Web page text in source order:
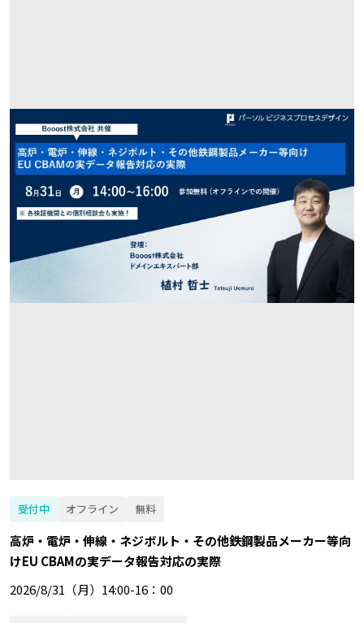
受付中 オフライン 無料
高炉・電炉・伸線・ネジボルト・その他鉄鋼製品メーカー等向
けEU CBAMの実データ報告対応の実際
2026/8/31（月）14:00-16：00